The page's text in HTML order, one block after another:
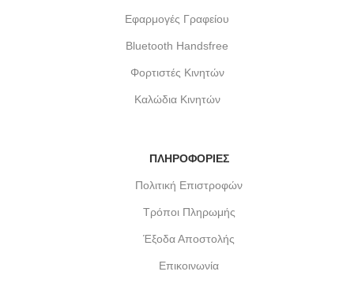
Εφαρμογές Γραφείου
Bluetooth Handsfree
Φορτιστές Κινητών
Καλώδια Κινητών
ΠΛΗΡΟΦΟΡΙΕΣ
Πολιτική Επιστροφών
Τρόποι Πληρωμής
Έξοδα Αποστολής
Επικοινωνία